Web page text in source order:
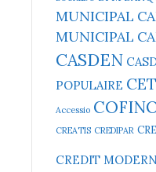
MUNICIPAL
MUNICIPAL
CASDEN
POPULAIRE
Accessio
CREATIS CREDIPAR
CREDIT